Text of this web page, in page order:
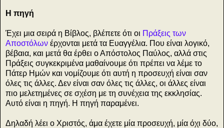
Η πηγή
Έχει μια σειρά η Βίβλος, βλέπετε ότι οι Πράξεις των
Αποστόλων έρχονται μετά τα Ευαγγέλια. Που είναι λογικό,
βέβαια, και μετά θα έρθει ο Απόστολος Παύλος, αλλά στις
Πράξεις συγκεκριμένα μαθαίνουμε ότι πρέπει να λέμε το
Πάτερ Ημών και νομίζουμε ότι αυτή η προσευχή είναι σαν
όλες τις άλλες. Δεν είναι σαν όλες τις άλλες, οι άλλες είναι
πιο μελετημένες σε σχέση με τη συνέχεια της εκκλησίας.
Αυτό είναι η πηγή. Η πηγή παραμένει.
Δηλαδή λέει ο Χριστός, άμα έχετε μία προσευχή, μία όχι δύο,